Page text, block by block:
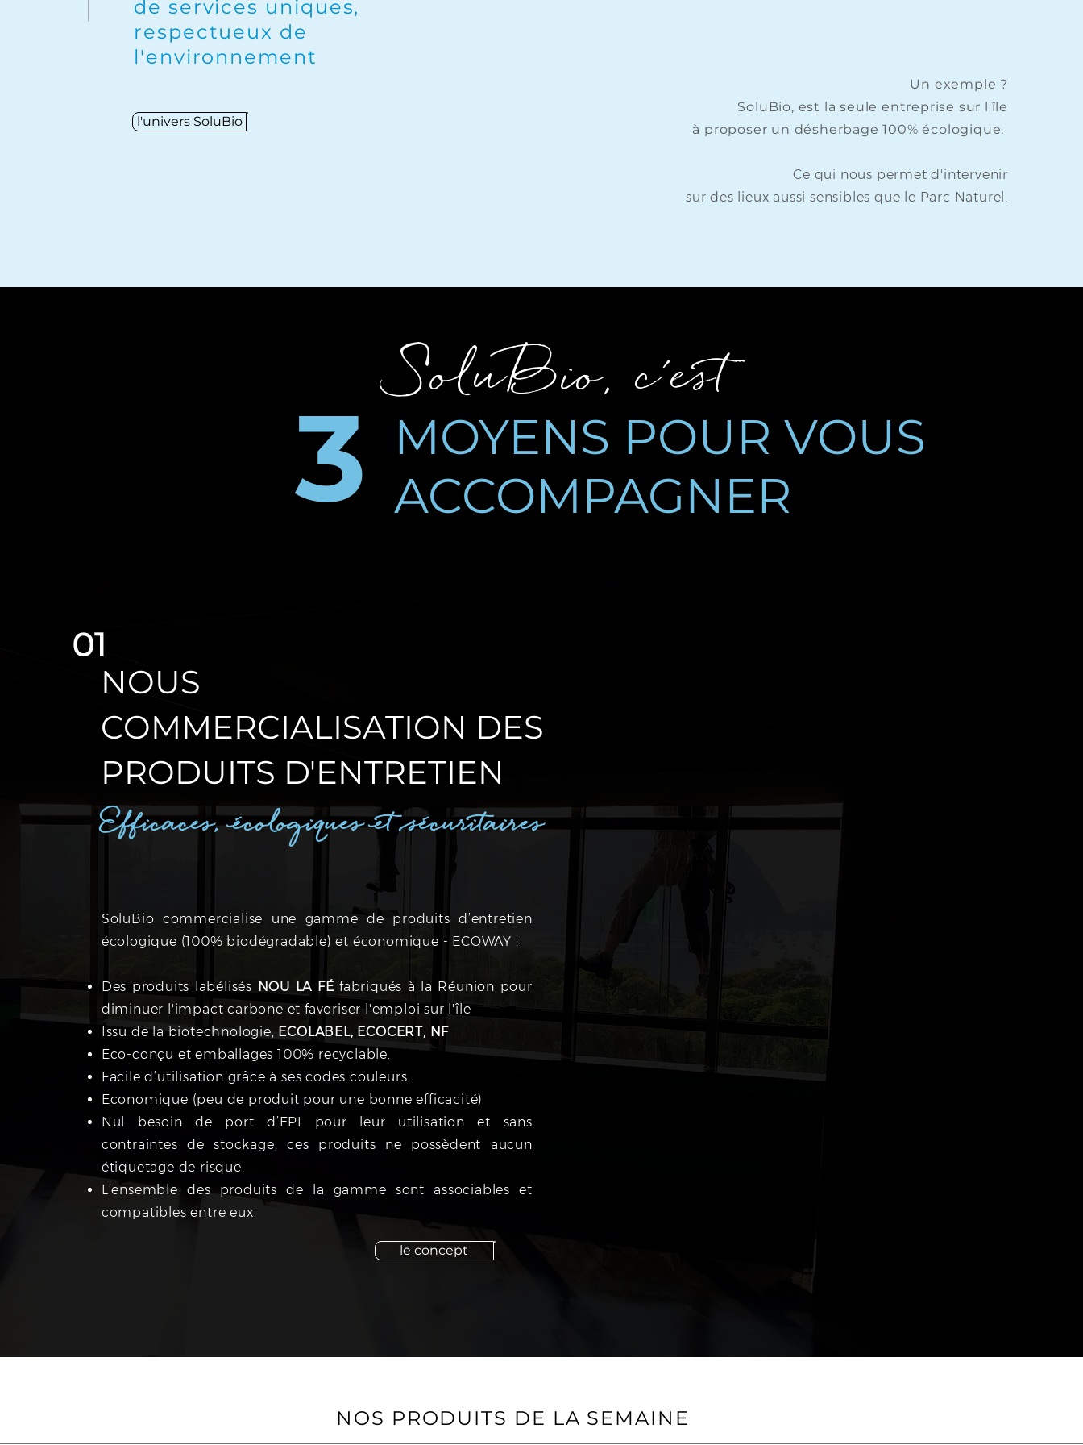
de services uniques,
respectueux de
l'environnement
l'univers SoluBio
Un exemple ?
SoluBio, est la seule entreprise sur l'île
à proposer un désherbage 100% écologique.
Ce qui nous permet d'intervenir
sur des lieux aussi sensibles que le Parc Naturel.
3
SoluBio, c'est
MOYENS POUR VOUS
ACCOMPAGNER
01
NOUS
COMMERCIALISATION DES
PRODUITS D'ENTRETIEN
Efficaces, écologiques et sécuritaires
SoluBio commercialise une gamme de produits d’entretien
écologique (100% biodégradable) et économique - ECOWAY :
Des produits labélisés NOU LA FÉfabriqués à la Réunion pour
diminuer l'impact carbone et favoriser l'emploi sur l'île
Issu de la biotechnologie, ECOLABEL, ECOCERT, NF
Eco-conçu et emballages 100% recyclable.
Facile d’utilisation grâce à ses codes couleurs.
Economique (peu de produit pour une bonne efficacité)
Nul besoin de port d’EPI pour leur utilisation et sans
contraintes de stockage, ces produits ne possèdent aucun
étiquetage de risque.
L’ensemble des produits de la gamme sont associables et
compatibles entre eux.
le concept
NOS PRODUITS DE LA SEMAINE